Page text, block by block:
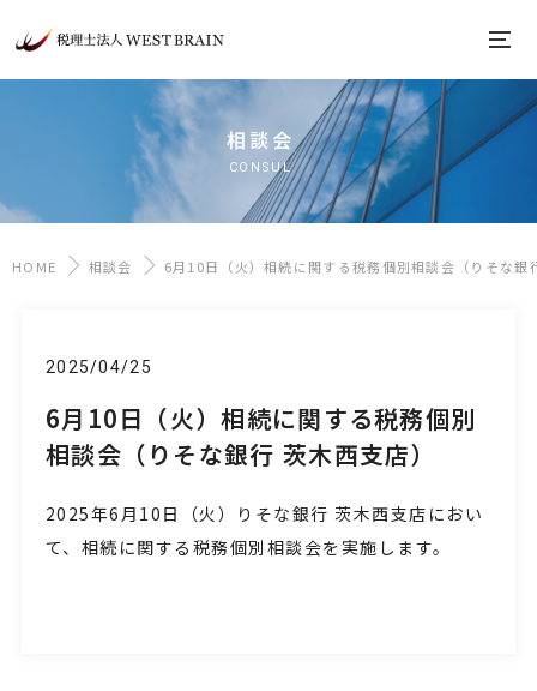
相談会
CONSUL
HOME 相談会 6月10日（火）相続に関する税務個別相談会（りそな銀
2025/04/25
6月10日（火）相続に関する税務個別
相談会（りそな銀行 茨木西支店）
2025年6月10日 （火）りそな銀行 茨木西支店におい
て、相続に関する税務個別相談会を実施します。